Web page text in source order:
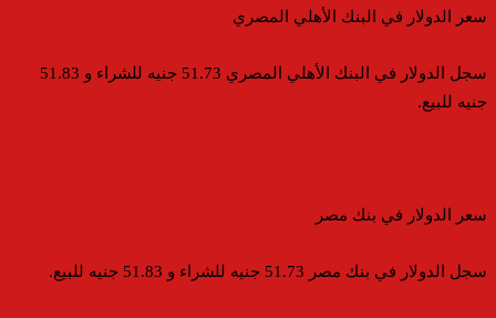
سعر الدولار في البنك الأهلي المصري
سجل الدولار في البنك الأهلي المصري 51.73 جنيه للشراء و 51.83
جنيه للبيع.
سعر الدولار في بنك مصر
سجل الدولار في بنك مصر 51.73 جنيه للشراء و 51.83 جنيه للبيع.